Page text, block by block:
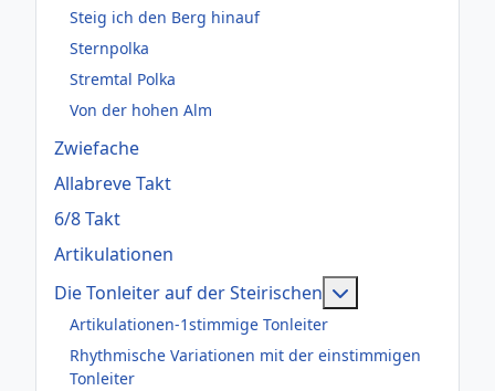
Steig ich den Berg hinauf
Sternpolka
Stremtal Polka
Von der hohen Alm
Zwiefache
Allabreve Takt
6/8 Takt
Artikulationen
Die Tonleiter auf der Steirischen
Artikulationen-1stimmige Tonleiter
Rhythmische Variationen mit der einstimmigen
Tonleiter